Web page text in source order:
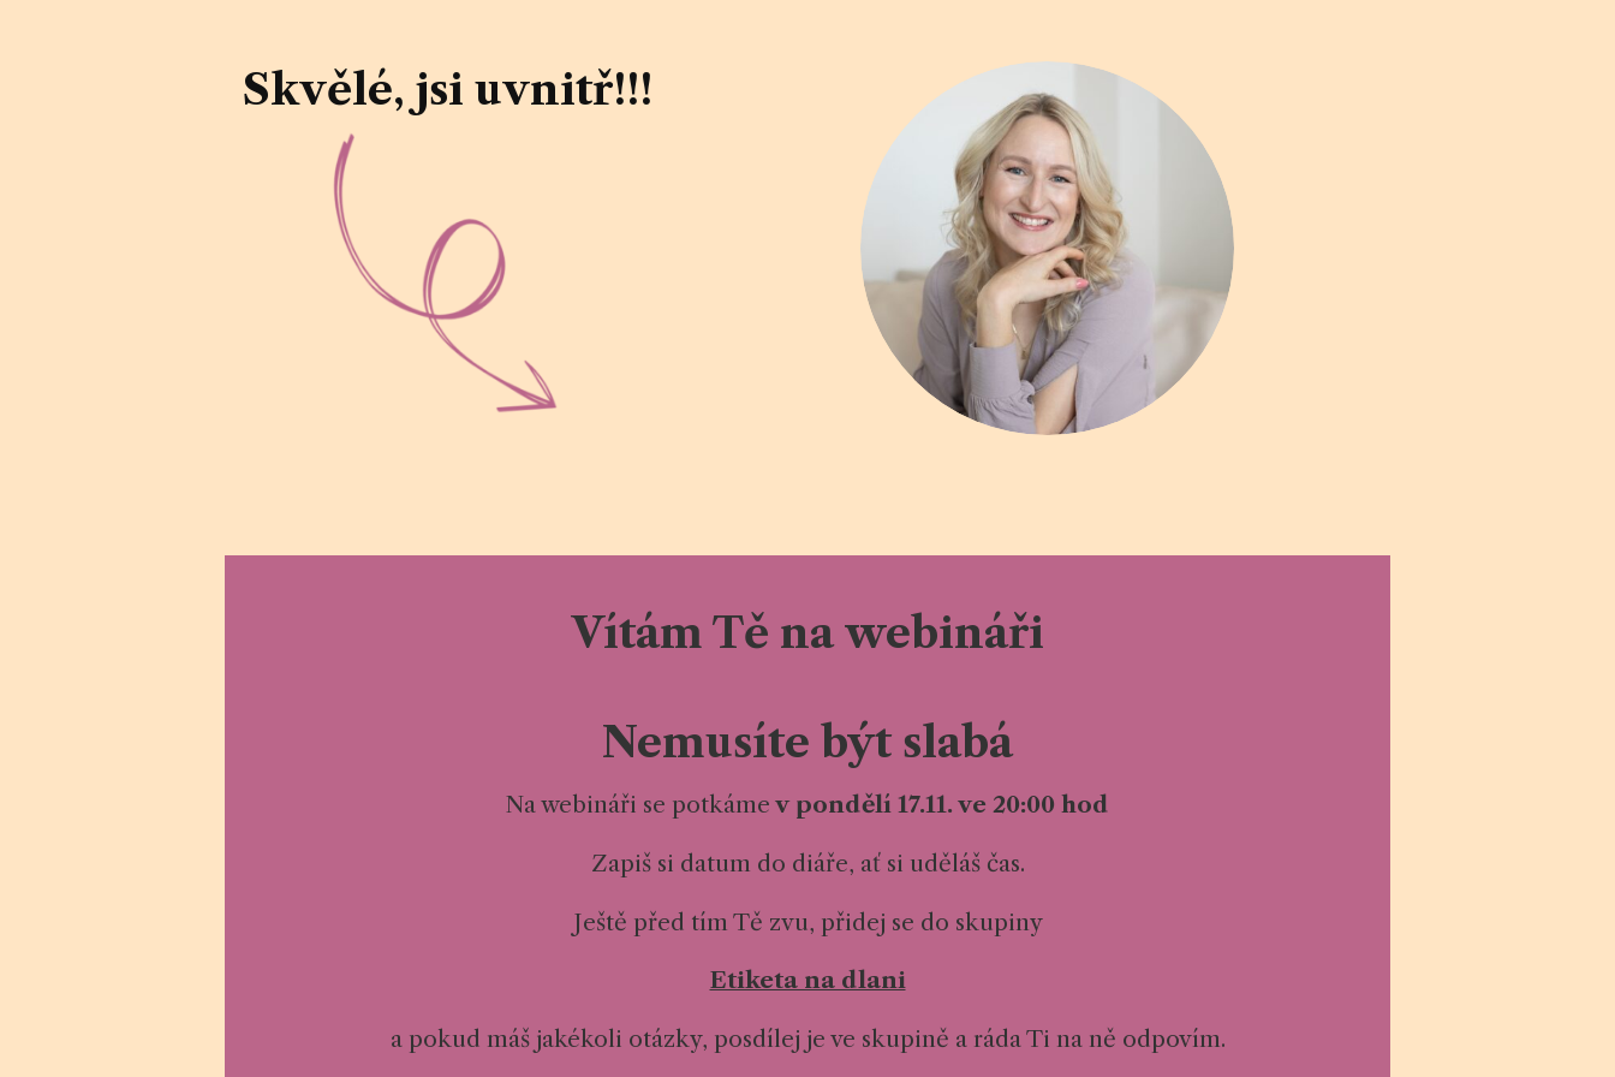
Skvělé, jsi uvnitř!!!
Vítám Tě na webináři
Nemusíte být slabá
Na webináři se potkáme v pondělí 17.11. ve 20:00 hod
Zapiš si datum do diáře, ať si uděláš čas.
Ještě před tím Tě zvu, přidej se do skupiny
Etiketa na dlani
a pokud máš jakékoli otázky, posdílej je ve skupině a ráda Ti na ně odpovím.